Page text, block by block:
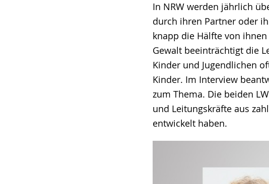
In NRW werden jährlich
durch ihren Partner oder
knapp die Hälfte von
Gewalt beeinträchtigt die
Kinder und Jugendlichen
Kinder. Im Interview
zum Thema. Die beiden
und Leitungskräfte aus
entwickelt haben.
wird
angezeigt.